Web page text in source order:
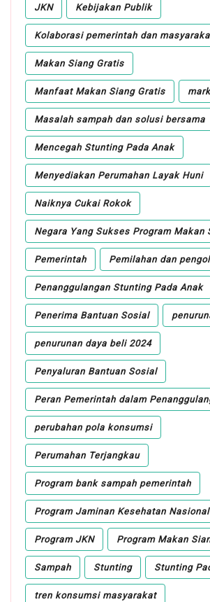
JKN Kebijakan Publik
Kolaborasi pemerintah dan
Makan Siang Gratis
Manfaat Makan Siang Gratis
Masalah sampah dan solusi bersama
Mencegah Stunting Pada Anak
Menyediakan Perumahan Layak Huni
Naiknya Cukai Rokok
Negara Yang Sukses Program Makan
Pemerintah Pemilahan dan
Penanggulangan Stunting Pada Anak
Penerima Bantuan Sosial
penurunan daya beli 2024
Penyaluran Bantuan Sosial
Peran Pemerintah dalam
perubahan pola konsumsi
Perumahan Terjangkau
Program bank sampah pemerintah
Program Jaminan Kesehatan Nasional
Program JKN Program Makan
Sampah Stunting Stunting
tren konsumsi masyarakat